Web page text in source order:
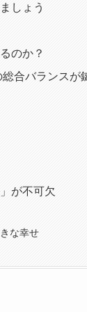
しょう
のか？
合バランスが
が不可欠
な幸せ